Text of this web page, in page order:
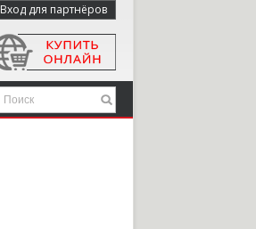
Вход для партнёров